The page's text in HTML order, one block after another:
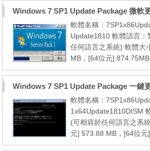
軟體名稱：
Update1810 軟體語言
任何語言之系統) 軟體大
MB，[64位元]
明： 本更新包包含自 7
018年10月份的所有微軟
包含自 7 SP1 [64位元]
的所有微軟官方更新檔
ws 7 SP1 (x86/x64) 2.
lorer 8 (內建於 ...
軟體名稱：
1x64Update1810DISM
(可相容於任何語言之系
元] 573.88 MB，[64位
覽： 軟體說明： 本更新